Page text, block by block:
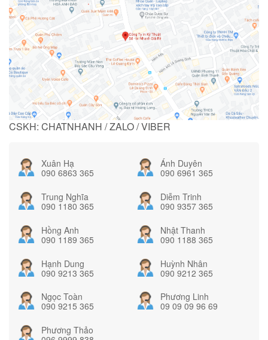
CSKH: CHATNHANH / ZALO / VIBER
Xuân Hạ
090 6863 365
Ánh Duyên
090 6961 365
Trung Nghĩa
090 1180 365
Diễm Trinh
090 9357 365
Hồng Anh
090 1189 365
Nhật Thanh
090 1188 365
Hạnh Dung
090 9213 365
Huỳnh Nhân
090 9212 365
Ngọc Toàn
090 9215 365
Phương Linh
09 09 09 96 69
Phương Thảo